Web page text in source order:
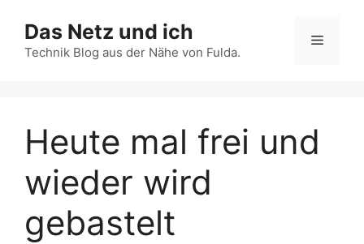
Inhalt
springen
Das Netz und ich
Technik Blog aus der Nähe von Fulda.
Menü
Heute mal frei und
wieder wird
gebastelt